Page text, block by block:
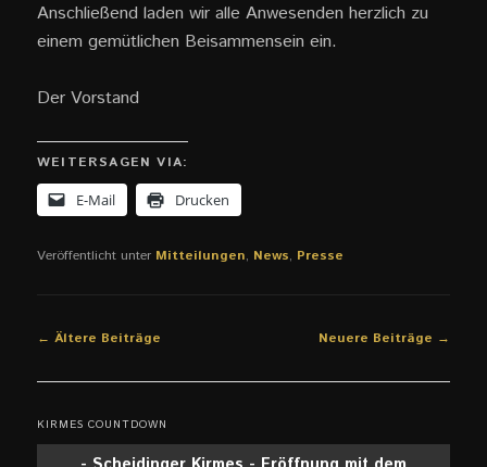
Anschließend laden wir alle Anwesenden herzlich zu
einem gemütlichen Beisammensein ein.
Der Vorstand
WEITERSAGEN VIA:
E-Mail Drucken
Veröffentlicht unter Mitteilungen, News, Presse
Beitragsnavigation
← Ältere Beiträge Neuere Beiträge →
KIRMES COUNTDOWN